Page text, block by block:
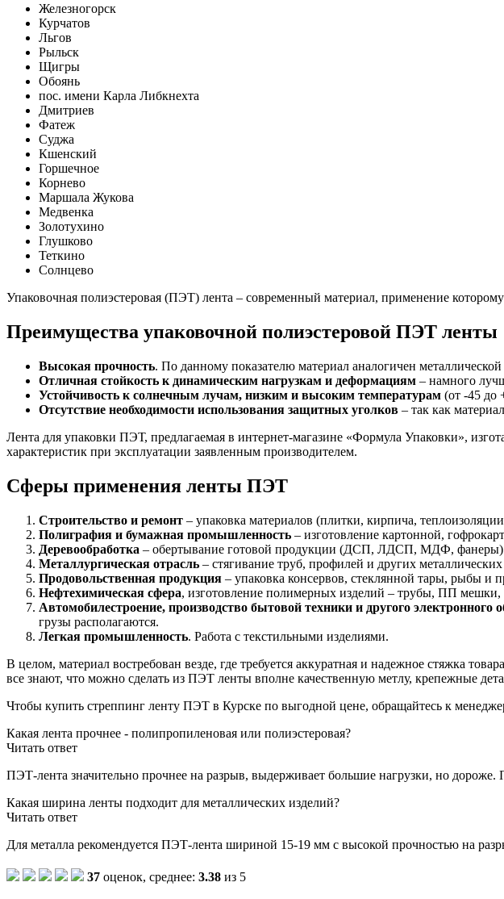
Железногорск
Курчатов
Льгов
Рыльск
Щигры
Обоянь
пос. имени Карла Либкнехта
Дмитриев
Фатеж
Суджа
Кшенский
Горшечное
Корнево
Маршала Жукова
Медвенка
Золотухино
Глушково
Теткино
Солнцево
Упаковочная полиэстеровая (ПЭТ) лента – современный материал, применение
Преимущества упаковочной полиэстеровой ПЭТ ленты
Высокая прочность. По данному показателю материал аналогичен
Отличная стойкость к динамическим нагрузкам и деформациям – намного
Устойчивость к солнечным лучам, низким и высоким температурам (от -45 до
Отсутствие необходимости использования защитных уголков – так как
Лента для упаковки ПЭТ, предлагаемая в интернет-магазине «Формула Упаковки»,
характеристик при эксплуатации заявленным производителем.
Сферы применения ленты ПЭТ
Строительство и ремонт – упаковка материалов (плитки, кирпича,
Полиграфия и бумажная промышленность – изготовление картонной,
Деревообработка – обертывание готовой продукции (ДСП, ЛДСП, МДФ, фанеры)
Металлургическая отрасль – стягивание труб, профилей и других
Продовольственная продукция – упаковка консервов, стеклянной тары, рыбы и
Нефтехимическая сфера, изготовление полимерных изделий – трубы, ПП мешки,
Автомобилестроение, производство бытовой техники и другого электронного
грузы располагаются.
Легкая промышленность. Работа с текстильными изделиями.
В целом, материал востребован везде, где требуется аккуратная и надежное стяжка
все знают, что можно сделать из ПЭТ ленты вполне качественную метлу, крепежные
Чтобы купить стреппинг ленту ПЭТ в Курске по выгодной цене, обращайтесь к
Какая лента прочнее - полипропиленовая или полиэстеровая?
Читать ответ
ПЭТ-лента значительно прочнее на разрыв, выдерживает большие нагрузки, но
Какая ширина ленты подходит для металлических изделий?
Читать ответ
Для металла рекомендуется ПЭТ-лента шириной 15-19 мм с высокой прочностью на
37 оценок, среднее: 3.38 из 5